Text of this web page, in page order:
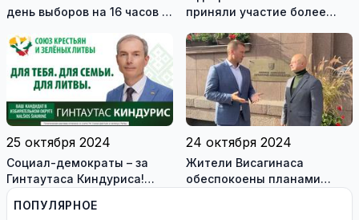
день выборов на 16 часов в
Нальшя и в Висагинасе
приняли участие более
25 октября 2024
Социал-демократы – за
Гинтаутаса Киндуриса!
(видео)
24 октября 2024
Жители Висагинаса
обеспокоены планами
ПОПУЛЯРНОЕ